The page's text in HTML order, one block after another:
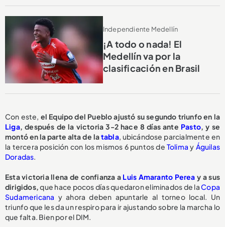
Independiente Medellín
¡A todo o nada! El
Medellín va por la
clasificación en Brasil
Con este, el Equipo del Pueblo ajustó su segundo triunfo en la
Liga, después de la victoria 3-2 hace 8 días ante Pasto, y se
montó en la parte alta de latabla, ubicándose parcialmente en
la tercera posición con los mismos 6 puntos de Tolimay Águilas
Doradas.
Esta victoria llena de confianza a Luis Amaranto Perea y a sus
dirigidos,que hace pocos días quedaron eliminados de laCopa
Sudamericana y ahora deben apuntarle al torneo local. Un
triunfo que les da un respiro para ir ajustando sobre la marcha lo
que falta. Bien por el DIM.